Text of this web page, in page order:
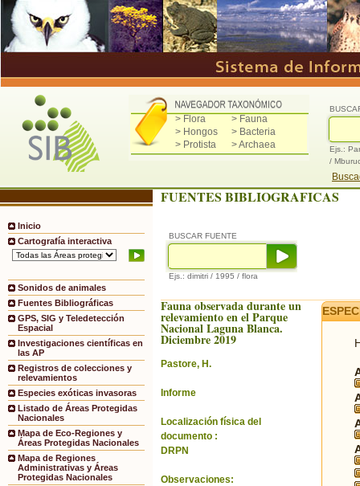
> Flora
> Fauna
> Hongos
> Bacteria
> Protista
> Archaea
Ejs.:
/
Inicio
Cartografía interactiva
Sonidos de animales
Fuentes Bibliográficas
GPS, SIG y Teledetección
Espacial
Investigaciones científicas en
las AP
Registros de colecciones y
relevamientos
Especies exóticas invasoras
Listado de Áreas Protegidas
Nacionales
Mapa de Eco-Regiones y
Áreas Protegidas Nacionales
Mapa de Regiones
Administrativas y Áreas
Protegidas Nacionales
FUENTES BIBLIOGRAFICAS
BUSCAR FUENTE
Ejs.: dimitri / 1995 / flora
Fauna observada durante un
relevamiento en el Parque
Nacional Laguna Blanca.
Diciembre 2019
Pastore, H.
Informe
Localización física del
documento :
DRPN
Observaciones: